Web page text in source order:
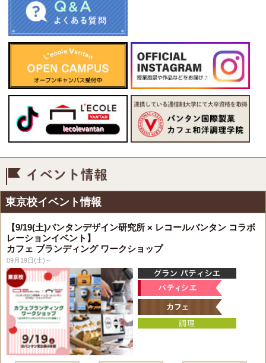
東京校イベント情報
【9/19(土)バンタンデザイン研究所 × レコールバンタン コラボ
レーションイベント】
カフェ ブランディング ワークショップ
09月19日(土)～